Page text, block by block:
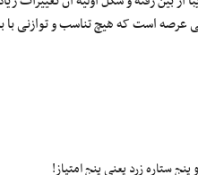
عرصه است که هیچ تناسب و توازنی با
ستاره زرد یعنی پنج امتیاز!